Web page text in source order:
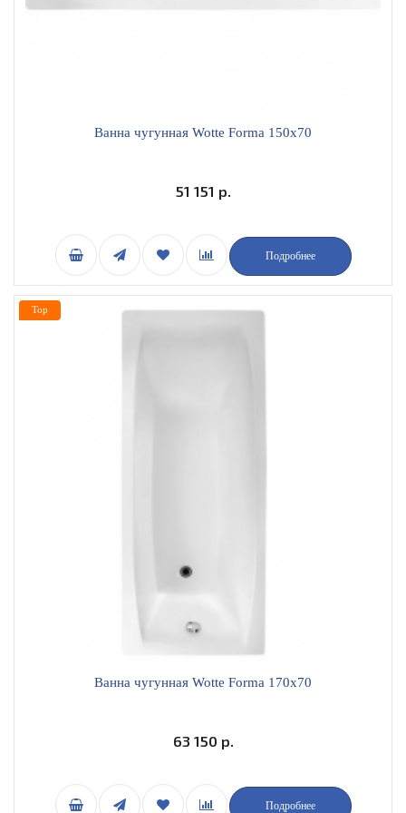
Ванна чугунная Wotte Forma 150x70
51 151 р.
Подробнее
Ванна чугунная Wotte Forma 170x70
63 150 р.
Подробнее
Top